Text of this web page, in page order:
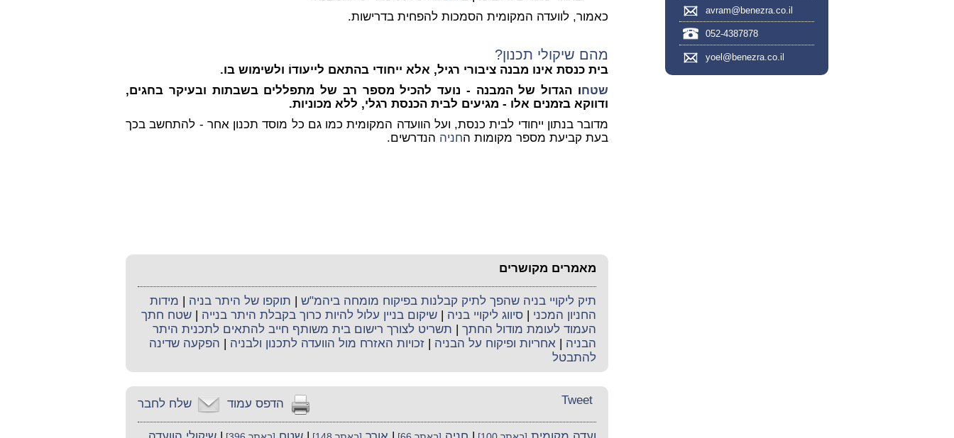
כאמור, לוועדה המקומית הסמכות להפחית בדרישות.
מהם שיקולי תכנון?
בית כנסת אינו מבנה ציבורי רגיל, אלא ייחודי בהתאם לייעודוֹ ולשימוש בו.
שטחו הגדול של המבנה - נועד להכיל מספר רב של מתפללים בשבתות ובעיקר בחגים,
ודווקא בזמנים אלו - מגיעים לבית הכנסת רגלי, ללא מכוניות.
מדובר בנתון ייחודי לבית כנסת, ועל הוועדה המקומית כמו גם כל מוסד תכנון אחר - להתחשב בכך
בעת קביעת מספר מקומות החניה הנדרשים.
מאמרים מקושרים
תיק ליקויי בניה שהפך לתיק קבלנות בפיקוח מומחה ביהמ"ש | תוקפו של היתר בניה | מידות
החניון המכני | סיווג ליקויי בניה | שיקום בניין עלול להיות כרוך בקבלת היתר בנייה | שטח חתך
העמוד לעומת מודול החתך | תשריט לצורך רישום בית משותף חייב להתאים לתכנית היתר
הבניה | אחריות ופיקוח על הבניה | זכויות האזרח מול הוועדה לתכנון ולבניה | הפקעה שדינה
להתבטל
שלח לחבר הדפס עמוד Tweet
avram@benezra.co.il
052-4387878
yoel@benezra.co.il